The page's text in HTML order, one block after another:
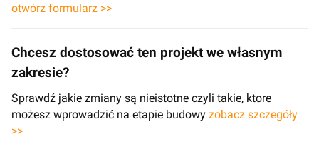
otwórz formularz >>
Chcesz dostosować ten projekt we własnym
zakresie?
Sprawdź jakie zmiany są nieistotne czyli takie, ktore
możesz wprowadzić na etapie budowy zobacz szczegóły
>>